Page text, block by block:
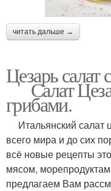
читать дальше →
Цезарь салат
Салат
грибами.
Итальянский салат
всего мира и до сих
всё новые рецепты
мясом,
предлагаем Вам